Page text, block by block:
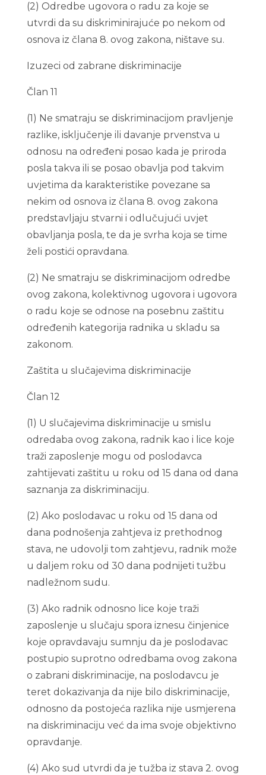
(2) Odredbe ugovora o radu za koje se
utvrdi da su diskriminirajuće po nekom od
osnova iz člana 8. ovog zakona, ništave su.
Izuzeci od zabrane diskriminacije
Član 11
(1) Ne smatraju se diskriminacijom pravljenje
razlike, isključenje ili davanje prvenstva u
odnosu na određeni posao kada je priroda
posla takva ili se posao obavlja pod takvim
uvjetima da karakteristike povezane sa
nekim od osnova iz člana 8. ovog zakona
predstavljaju stvarni i odlučujući uvjet
obavljanja posla, te da je svrha koja se time
želi postići opravdana.
(2) Ne smatraju se diskriminacijom odredbe
ovog zakona, kolektivnog ugovora i ugovora
o radu koje se odnose na posebnu zaštitu
određenih kategorija radnika u skladu sa
zakonom.
Zaštita u slučajevima diskriminacije
Član 12
(1) U slučajevima diskriminacije u smislu
odredaba ovog zakona, radnik kao i lice koje
traži zaposlenje mogu od poslodavca
zahtijevati zaštitu u roku od 15 dana od dana
saznanja za diskriminaciju.
(2) Ako poslodavac u roku od 15 dana od
dana podnošenja zahtjeva iz prethodnog
stava, ne udovolji tom zahtjevu, radnik može
u daljem roku od 30 dana podnijeti tužbu
nadležnom sudu.
(3) Ako radnik odnosno lice koje traži
zaposlenje u slučaju spora iznesu činjenice
koje opravdavaju sumnju da je poslodavac
postupio suprotno odredbama ovog zakona
o zabrani diskriminacije, na poslodavcu je
teret dokazivanja da nije bilo diskriminacije,
odnosno da postojeća razlika nije usmjerena
na diskriminaciju već da ima svoje objektivno
opravdanje.
(4) Ako sud utvrdi da je tužba iz stava 2. ovog